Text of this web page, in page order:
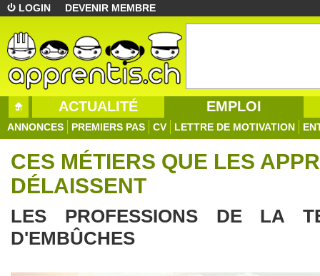
LOGIN DEVENIR MEMBRE
ACTUALITÉ EMPLOI
ANNONCES PREMIERS PAS CV LETTRE DE MOTIVATION
CES MÉTIERS QUE LES
DÉLAISSENT
LES PROFESSIONS DE LA
D'EMBÛCHES